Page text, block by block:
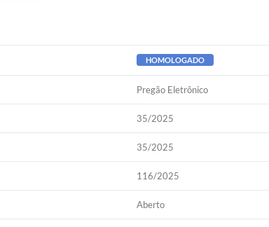
HOMOLOGADO
Pregão Eletrônico
35/2025
35/2025
116/2025
Aberto